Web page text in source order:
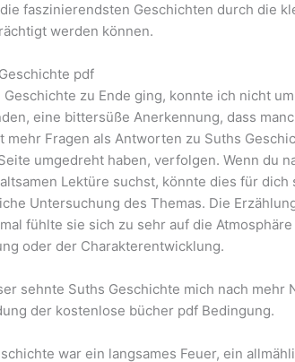
faszinierendsten Geschichten durch die
werden können.
pdf
Geschichte zu Ende ging, konnte ich nicht
eine bittersüße Anerkennung, dass
mehr Fragen als Antworten zu Suths
umgedreht haben, verfolgen. Wenn du
Lektüre suchst, könnte dies für
Untersuchung des Themas. Die
fühlte sie sich zu sehr auf die
oder der Charakterentwicklung.
sehnte Suths Geschichte mich nach mehr
der kostenlose bücher pdf Bedingung.
war ein langsames Feuer, ein